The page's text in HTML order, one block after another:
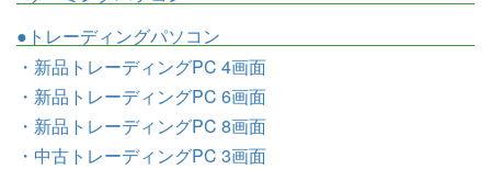
●トレーディングパソコン
・新品トレーディングPC 4画面
・新品トレーディングPC 6画面
・新品トレーディングPC 8画面
・中古トレーディングPC 3画面